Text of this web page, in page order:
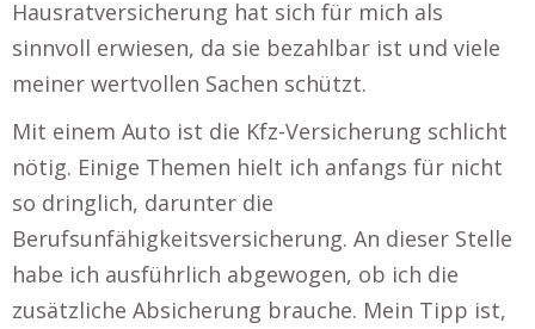
Hausratversicherung hat sich für mich als
sinnvoll erwiesen, da sie bezahlbar ist und viele
meiner wertvollen Sachen schützt.
Mit einem Auto ist die Kfz-Versicherung schlicht
nötig. Einige Themen hielt ich anfangs für nicht
so dringlich, darunter die
Berufsunfähigkeitsversicherung. An dieser Stelle
habe ich ausführlich abgewogen, ob ich die
zusätzliche Absicherung brauche. Mein Tipp ist,